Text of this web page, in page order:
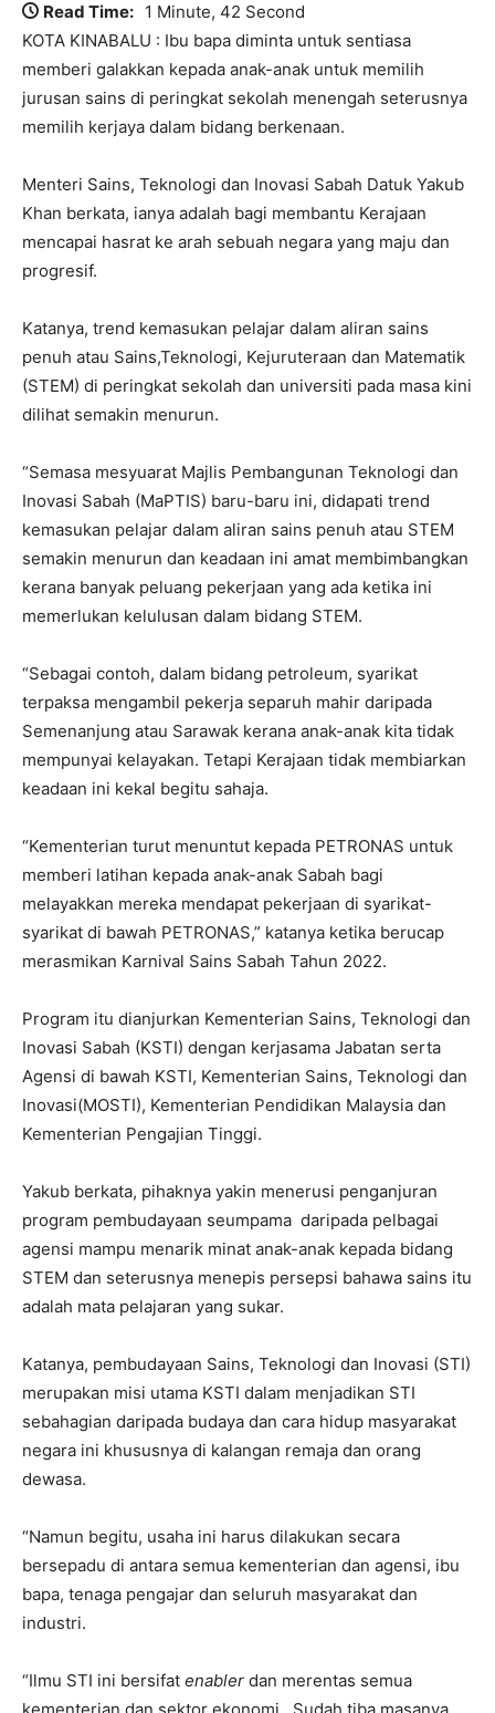
Read Time: 1 Minute, 42 Second
KOTA KINABALU : Ibu bapa diminta untuk sentiasa
memberi galakkan kepada anak-anak untuk memilih
jurusan sains di peringkat sekolah menengah seterusnya
memilih kerjaya dalam bidang berkenaan.
Menteri Sains, Teknologi dan Inovasi Sabah Datuk Yakub
Khan berkata, ianya adalah bagi membantu Kerajaan
mencapai hasrat ke arah sebuah negara yang maju dan
progresif.
Katanya, trend kemasukan pelajar dalam aliran sains
penuh atau Sains,Teknologi, Kejuruteraan dan Matematik
(STEM) di peringkat sekolah dan universiti pada masa kini
dilihat semakin menurun.
“Semasa mesyuarat Majlis Pembangunan Teknologi dan
Inovasi Sabah (MaPTIS) baru-baru ini, didapati trend
kemasukan pelajar dalam aliran sains penuh atau STEM
semakin menurun dan keadaan ini amat membimbangkan
kerana banyak peluang pekerjaan yang ada ketika ini
memerlukan kelulusan dalam bidang STEM.
“Sebagai contoh, dalam bidang petroleum, syarikat
terpaksa mengambil pekerja separuh mahir daripada
Semenanjung atau Sarawak kerana anak-anak kita tidak
mempunyai kelayakan. Tetapi Kerajaan tidak membiarkan
keadaan ini kekal begitu sahaja.
“Kementerian turut menuntut kepada PETRONAS untuk
memberi latihan kepada anak-anak Sabah bagi
melayakkan mereka mendapat pekerjaan di syarikat-
syarikat di bawah PETRONAS,” katanya ketika berucap
merasmikan Karnival Sains Sabah Tahun 2022.
Program itu dianjurkan Kementerian Sains, Teknologi dan
Inovasi Sabah (KSTI) dengan kerjasama Jabatan serta
Agensi di bawah KSTI, Kementerian Sains, Teknologi dan
Inovasi(MOSTI), Kementerian Pendidikan Malaysia dan
Kementerian Pengajian Tinggi.
Yakub berkata, pihaknya yakin menerusi penganjuran
program pembudayaan seumpama daripada pelbagai
agensi mampu menarik minat anak-anak kepada bidang
STEM dan seterusnya menepis persepsi bahawa sains itu
adalah mata pelajaran yang sukar.
Katanya, pembudayaan Sains, Teknologi dan Inovasi (STI)
merupakan misi utama KSTI dalam menjadikan STI
sebahagian daripada budaya dan cara hidup masyarakat
negara ini khususnya di kalangan remaja dan orang
dewasa.
“Namun begitu, usaha ini harus dilakukan secara
bersepadu di antara semua kementerian dan agensi, ibu
bapa, tenaga pengajar dan seluruh masyarakat dan
industri.
“Ilmu STI ini bersifat enabler dan merentas semua